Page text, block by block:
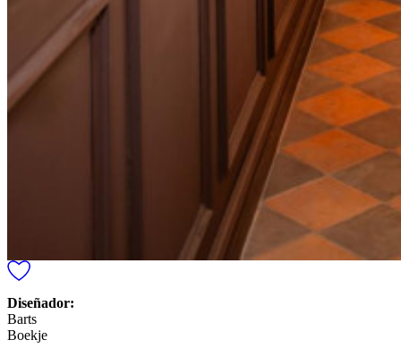
Diseñador:
Barts
Boekje